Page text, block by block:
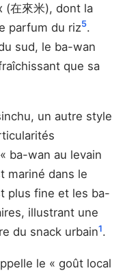
(在來米), dont la
parfum du riz5.
sud, le ba-wan
que sa
un autre style
ba-wan au levain
mariné dans le
plus fine et les ba-
illustrant une
du snack urbain1.
le « goût local